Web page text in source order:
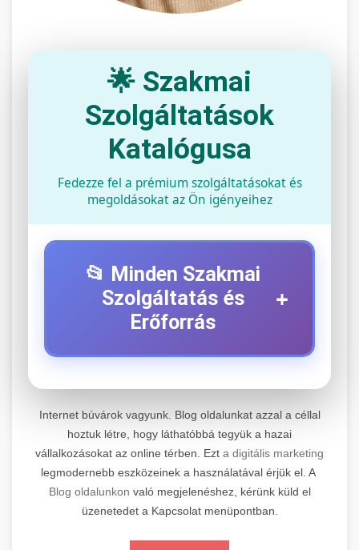
🌟 Szakmai
Szolgáltatások
Katalógusa
Fedezze fel a prémium szolgáltatásokat és
megoldásokat az Ön igényeihez
📂 Minden Szakmai
Szolgáltatás és
Erőforrás
+
+
Professzionális elektromos roller javítási és
karbantartási szolgáltatások. Szakértő
technikusaink minőségi szervízt nyújtanak
minden jelentős márkához és modellhez.
Szervizközpont Látogatása
📊 2. Online Marketing
Ügynökség
+
Átfogó online marketing szolgáltatások,
beleértve a SEO-t, közösségi média kezelést és
Internet búvárok vagyunk. Blog oldalunkat azzal a céllal
hoztuk létre, hogy láthatóbbá tegyük a hazai
vállalkozásokat az online térben. Ezt a digitális marketing
legmodernebb eszközeinek a használatával érjük el. A
Blog oldalunkon való megjelenéshez, kérünk küld el
üzenetedet a Kapcsolat menüpontban.